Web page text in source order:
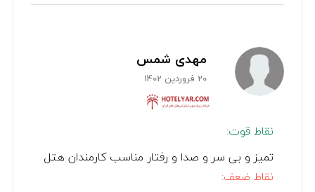
مهدی شمس
20 فروردین 1402
نقاط قوت:
تمیز و بی سر و صدا و رفتار مناسب کارمندان هتل
نقاط ضعف: